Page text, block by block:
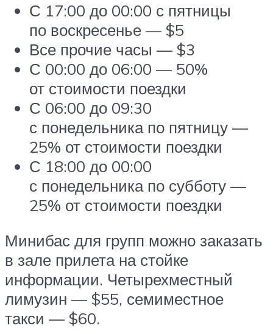
С 17:00 до 00:00 с пятницы
по воскресенье — $5
Все прочие часы — $3
С 00:00 до 06:00 — 50%
от стоимости поездки
С 06:00 до 09:30
с понедельника по пятницу —
25% от стоимости поездки
С 18:00 до 00:00
с понедельника по субботу —
25% от стоимости поездки
Минибас для групп можно заказать
в зале прилета на стойке
информации. Четырехместный
лимузин — $55, семиместное
такси — $60.